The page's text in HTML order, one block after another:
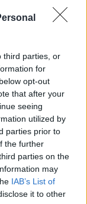
third parties, or
for
opt-out
that after your
seeing
utilized by
parties prior to
the further
parties on the
may
IAB’s List of
it to other